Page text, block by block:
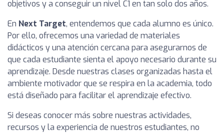
objetivos y a conseguir un nivel C1 en tan solo dos años.
En Next Target, entendemos que cada alumno es único.
Por ello, ofrecemos una variedad de materiales
didácticos y una atención cercana para asegurarnos de
que cada estudiante sienta el apoyo necesario durante su
aprendizaje. Desde nuestras clases organizadas hasta el
ambiente motivador que se respira en la academia, todo
está diseñado para facilitar el aprendizaje efectivo.
Si deseas conocer más sobre nuestras actividades,
recursos y la experiencia de nuestros estudiantes, no